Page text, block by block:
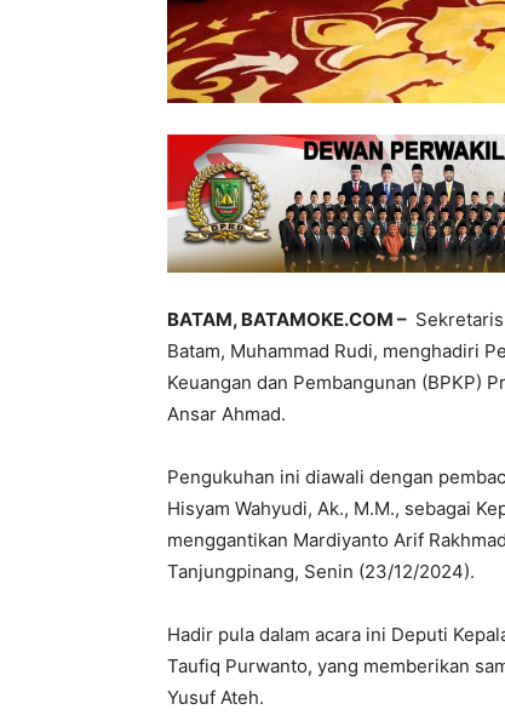
BATAM, BATAMOKE.COM –
Batam, Muhammad Rudi, menghadiri
Keuangan dan Pembangunan (BPKP)
Ansar Ahmad.
Pengukuhan ini diawali dengan
Hisyam Wahyudi, Ak., M.M., sebagai
menggantikan Mardiyanto Arif
Tanjungpinang, Senin (23/12/2024).
Hadir pula dalam acara ini Deputi
Taufiq Purwanto, yang memberikan
Yusuf Ateh.